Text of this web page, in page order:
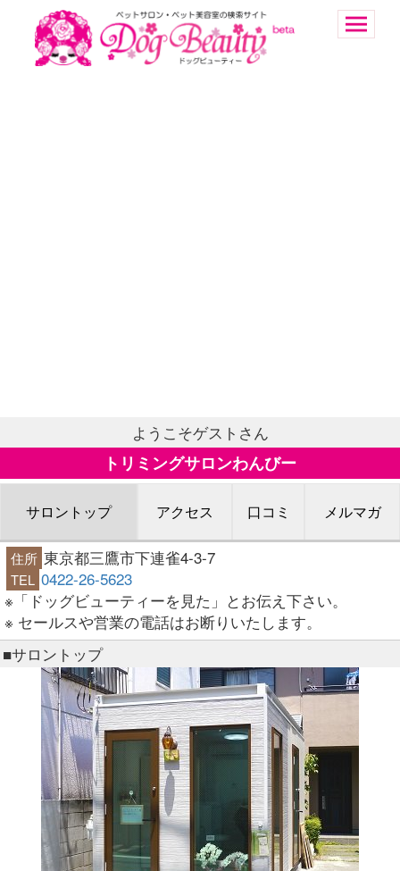
ようこそゲストさん
トリミングサロンわんびー
サロントップ アクセス 口コミ メルマガ
住所 東京都三鷹市下連雀4-3-7
TEL 0422-26-5623
※「ドッグビューティーを見た」とお伝え下さい。
※ セールスや営業の電話はお断りいたします。
■サロントップ